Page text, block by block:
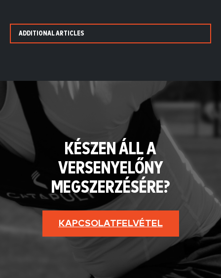
ADDITIONAL ARTICLES
KÉSZEN ÁLL A
VERSENYELŐNY
MEGSZERZÉSÉRE?
KAPCSOLATFELVÉTEL